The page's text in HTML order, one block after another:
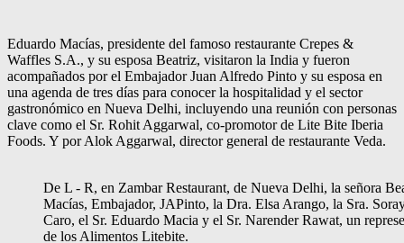
Eduardo Macías, presidente del famoso restaurante Crepes &
Waffles S.A., y su esposa Beatriz, visitaron la India y fueron
acompañados por el Embajador Juan Alfredo Pinto y su esposa en
una agenda de tres días para conocer la hospitalidad y el sector
gastronómico en Nueva Delhi, incluyendo una reunión con personas
clave como el Sr. Rohit Aggarwal, co-promotor de Lite Bite Iberia
Foods. Y por Alok Aggarwal, director general de restaurante Veda.
De L - R, en Zambar Restaurant, de Nueva Delhi, la señora
Macías, Embajador, JAPinto, la Dra. Elsa Arango, la Sra.
Caro, el Sr. Eduardo Macia y el Sr. Narender Rawat, un
de los Alimentos Litebite.